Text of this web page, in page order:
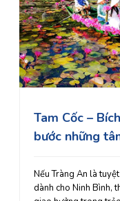
Tam Cốc –
bước những
Nếu Tràng An là
dành cho Ninh Bình,